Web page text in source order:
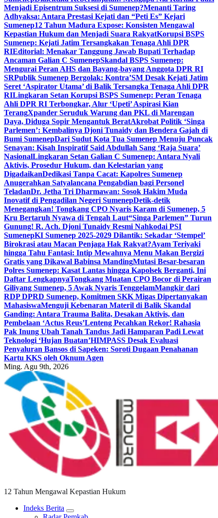
Menjadi Episentrum Suksesi di Sumenep?Menanti Taring
Adhyaksa: Antara Prestasi Kejati dan “Peti Es” Kejari
Sumenep12 Tahun Madura Expose: Konsisten Mengawal
Kepastian Hukum dan Menjadi Suara RakyatKorupsi BSPS
Sumenep: Kejati Jatim Tersangkakan Tenaga Ahli DPR
RIEditorial: Menakar Tanggung Jawab Bupati Terhadap
Ancaman Galian C SumenepSkandal BSPS Sumenep:
Mengurai Peran AHS dan Bayang-bayang Anggota DPR RI
SRPublik Sumenep Bergolak: Kontra’SM Desak Kejati Jatim
Seret ‘Aspirator Utama’ di Balik Tersangka Tenaga Ahli DPR
RILingkaran Setan Korupsi BSPS Sumenep: Peran Tenaga
Ahli DPR RI Terbongkar, Alur ‘Upeti’ Aspirasi Kian
TerangXpander Seruduk Warung dan PKL di Marengan
Daya, Diduga Sopir Mengantuk BeratAkrobat Politik ‘Singa
Parlemen’: Kembalinya Djoni Tunaidy dan Bendera Gajah di
Bumi SumenepDari Sudut Kota Tua Sumenep Menuju Puncak
Senayan: Kisah Inspiratif Said Abdullah Sang ‘Raja Suara’
NasionalLingkaran Setan Galian C Sumenep: Antara Nyali
Aktivis, Prosedur Hukum, dan Kelestarian yang
DigadaikanDedikasi Tanpa Cacat: Kapolres Sumenep
Anugerahkan Satyalancana Pengabdian bagi Personel
TeladanDr. Jetha Tri Dharmawan: Sosok Hakim Muda
Inovatif di Pengadilan Negeri SumenepDetik-detik
Menegangkan! Tongkang CPO Nyaris Karam di Sumenep, 5
Kru Bertaruh Nyawa di Tengah Laut“Singa Parlemen” Turun
Gunung! R. Ach. Djoni Tunaidy Resmi Nahkodai PSI
SumenepKI Sumenep 2025-2029 Dilantik: Sekadar ‘Stempel’
Birokrasi atau Macan Penjaga Hak Rakyat?Ayam Teriyaki
hingga Tahu Fantasi: Intip Mewahnya Menu Makan Bergizi
Gratis yang Dikawal Babinsa MandingMutasi Besar-besaran
Polres Sumenep: Kasat Lantas hingga Kapolsek Berganti, Ini
Daftar LengkapnyaTongkang Muatan CPO Bocor di Perairan
Giliyang Sumenep, 5 Awak Nyaris TenggelamMangkir dari
RDP DPRD Sumenep, Komitmen SKK Migas Dipertanyakan
MahasiswaMenguji Kebenaran Materil di Balik Skandal
Ganding: Antara Trauma Balita, Desakan Aktivis, dan
Pembelaan ‘Actus Reus’Lenteng Pecahkan Rekor! Rahasia
Pak Inung Ubah Tanah Tandus Jadi Hamparan Padi Lewat
Teknologi ‘Hujan Buatan’HIMPASS Desak Evaluasi
Penyaluran Bansos di Sapeken: Soroti Dugaan Penahanan
Kartu KKS oleh Oknum Agen
Ming. Agu 9th, 2026
12 Tahun Mengawal Kepastian Hukum
Indeks Berita